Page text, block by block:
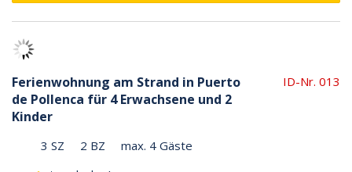
Ferienwohnung am Strand in Puerto
de Pollenca für 4 Erwachsene und 2
Kinder
ID-Nr. 013
3 SZ 2 BZ
max. 4 Gäste